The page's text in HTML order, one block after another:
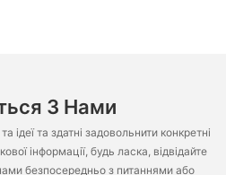
З Нами
ідеї та здатні задовольнити конкретні
інформації, будь ласка, відвідайте
безпосередньо з питаннями або